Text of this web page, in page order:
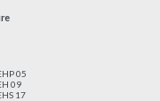
05
09
17